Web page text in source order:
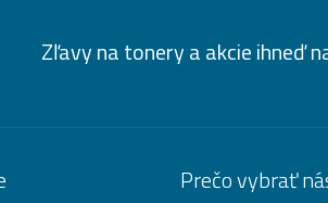
Zľavy na tonery a akcie ihneď
Prečo vybrať